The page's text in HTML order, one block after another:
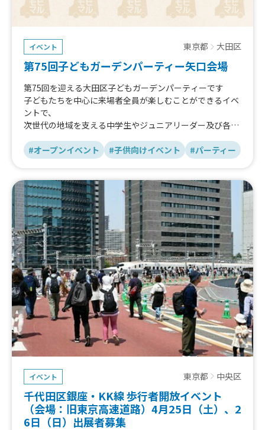
イベント 東京都 大田区
第75回子どもガーデンパーティー矢口会場
第75回を迎える大田区子どもガーデンパーティーです
子どもたちを中心に来場者全員が楽しむことができるイベ
ントで、
次世代の地域を支える中学生やジュニアリーダー及び各地
協力により地域力を高めていくイベントになります
#オープンイベント #子供向けイベント #パーティー
イベント 東京都 中央区
千代田区銀座・KK線 歩行者開放イベント
（会場：旧東京高速道路）4月25日（土）、2
6日（日）出展者募集